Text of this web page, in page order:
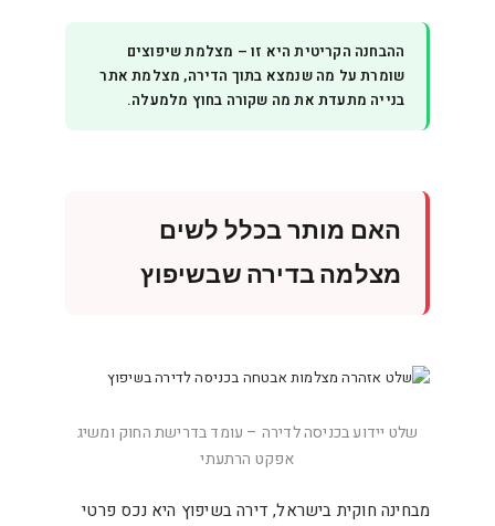
ההבחנה הקריטית היא זו – מצלמת שיפוצים
שומרת על מה שנמצא בתוך הדירה, מצלמת אתר
בנייה מתעדת את מה שקורה בחוץ מלמעלה.
האם מותר בכלל לשים
מצלמה בדירה שבשיפוץ
שלט יידוע בכניסה לדירה – עומד בדרישת החוק ומשיג
אפקט הרתעתי
מבחינה חוקית בישראל, דירה בשיפוץ היא נכס פרטי